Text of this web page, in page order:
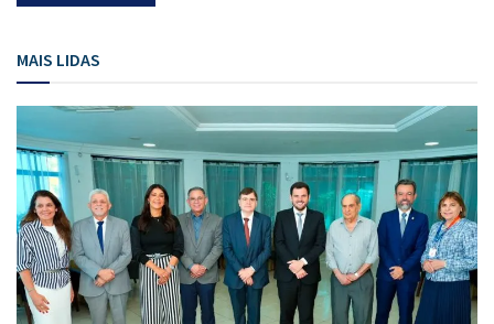
MAIS LIDAS